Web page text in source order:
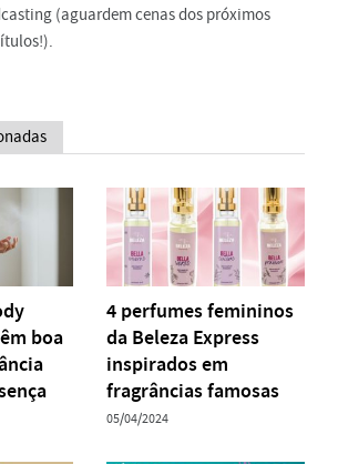
(aguardem cenas dos próximos
boa
4 perfumes femininos
da Beleza Express
inspirados em
fragrâncias famosas
05/04/2024